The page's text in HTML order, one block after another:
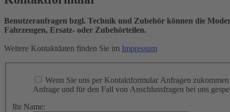
Benutzeranfragen bzgl. Technik und Zubehör können die
Fahrzeugen, Ersatz- oder Zubehörteilen.
Weitere Kontaktdaten finden Sie im Impressum
Wenn Sie uns per Kontaktformular Anfragen
Anfrage und für den Fall von Anschlussfragen bei uns
Ihr Name: